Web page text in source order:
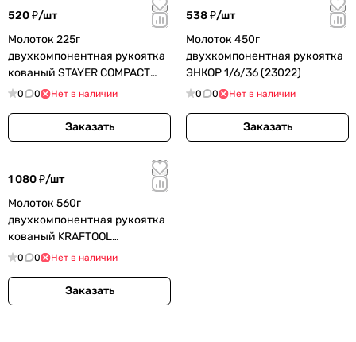
520 ₽/шт
Молоток 225г
двухкомпонентная рукоятка
кованый STAYER COMPACT
(2026-225)
0 0 Нет в наличии
Заказать
538 ₽/шт
Молоток 450г
двухкомпонентная рукоятка
ЭНКОР 1/6/36 (23022)
0 0 Нет в наличии
Заказать
1 080 ₽/шт
Молоток 560г
двухкомпонентная рукоятка
кованый KRAFTOOL
FIBERGLASS (20265-56)
0 0 Нет в наличии
Заказать